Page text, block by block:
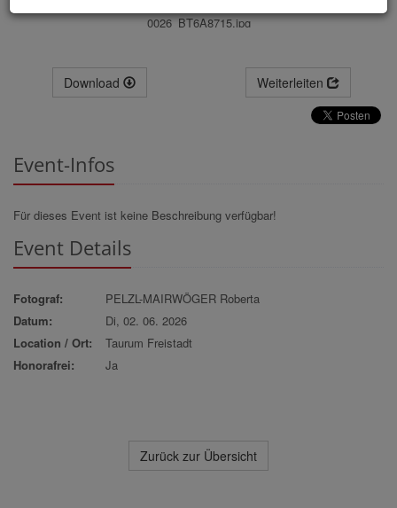
0026_BT6A8715.jpg
Download Weiterleiten
Event-Infos
Für dieses Event ist keine Beschreibung verfügbar!
Event Details
Fotograf:
PELZL-MAIRWÖGER Roberta
Datum:
Di, 02. 06. 2026
Location / Ort:
Taurum Freistadt
Honorafrei:
Ja
Zurück zur Übersicht